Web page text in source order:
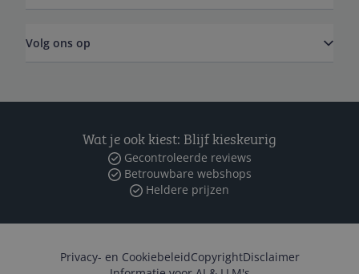
Volg ons op
Wat je ook kiest: Blijf kieskeurig
Gecontroleerde reviews
Betrouwbare webshops
Heldere prijzen
Privacy- en CookiebeleidCopyrightDisclaimer